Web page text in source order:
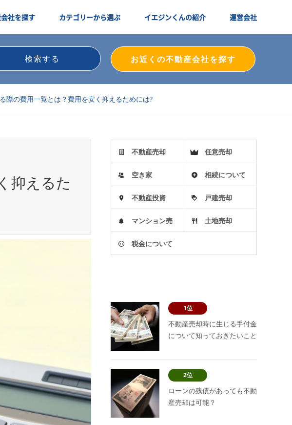
社を探す カテゴリーから選ぶ イエジンくんの紹介 運営会社
お近くの不動産会社を探す
際の費用一覧とは？費用を安く抑えるためには?
抑えるた
不動産売却 任意売却
空き家 相続について
不動産投資 戸建売却
マンション売
却
土地売却
税金について
1位
不動産売却時に生じる手付金
について知っておきたいこと
2位
ローンの残債があっても不動
産売却は可能？